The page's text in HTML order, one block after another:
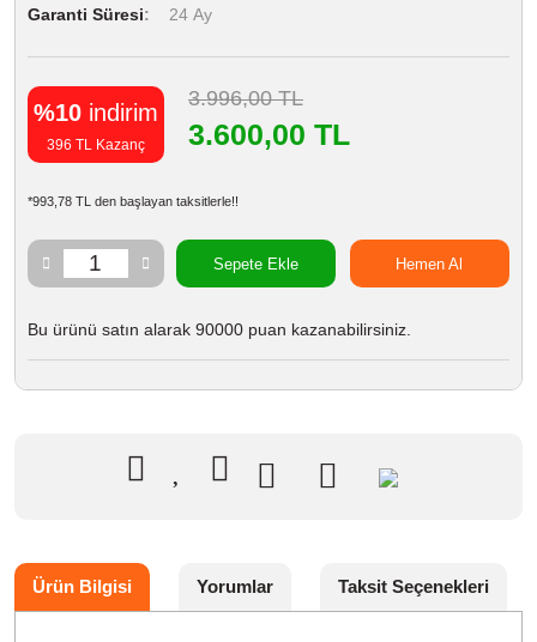
Garanti Süresi
24 Ay
%10 indirim
396 TL Kazanç
3.996,00 TL
3.600,00 TL
*993,78 TL den başlayan taksitlerle!!
Sepete Ekle Hemen Al
Bu ürünü satın alarak 90000 puan kazanabilirsiniz.
Ürün Bilgisi Yorumlar Taksit Seçenekleri